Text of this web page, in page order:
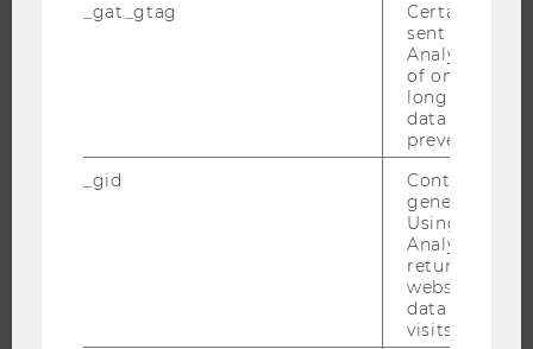
FORSCHENDE
_gat_gtag
Certain data
sent to
Analytics a
of once per
long as it is
data
prevented.
_gid
Contains a
generated
Using this
Analytics can
returning
website and
data from
visits.